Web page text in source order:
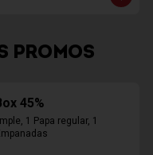
PROMOS
45%
1 Papa regular, 1